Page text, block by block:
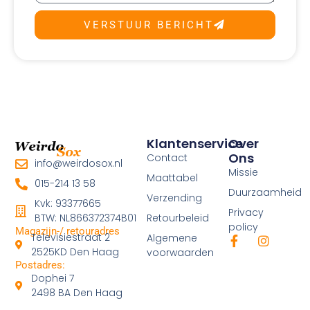
VERSTUUR BERICHT
info@weirdosox.nl
015-214 13 58
Kvk: 93377665
BTW: NL866372374B01
Magazijn-/ retouradres
Televisiestraat 2
2525KD Den Haag
Postadres:
Dophei 7
2498 BA Den Haag
Klantenservice
Contact
Maattabel
Verzending
Retourbeleid
Algemene
voorwaarden
Over
Ons
Missie
Duurzaamheid
Privacy
policy
F
a
I
n